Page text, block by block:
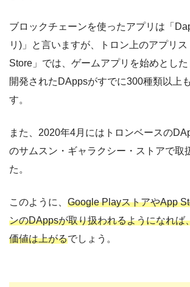
ブロックチェーンを使ったアプリは「
リ)」と言いますが、トロン上のアプリ
Store」では、ゲームアプリを始めとし
開発されたDAppsがすでに300種類以上
す。
また、2020年4月にはトロンベースの
のサムスン・ギャラクシー・ストアで取
た。
このように、 Google PlayストアやApp
ンのDAppsが取り扱われるようになれば
価値は上がるでしょう。